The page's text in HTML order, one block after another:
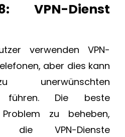
VPN-Dienst
verwenden VPN-
aber dies kann
unerwünschten
führen. Die beste
zu beheben,
die VPN-Dienste